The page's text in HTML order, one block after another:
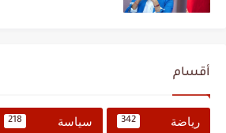
أقسام
رياضة 342 سياسة 218